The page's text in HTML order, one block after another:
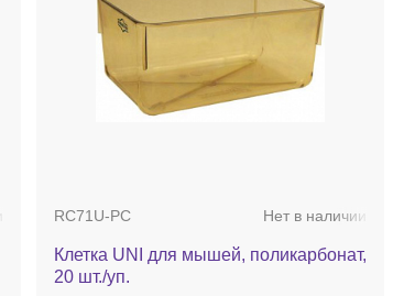
Нет в наличии
RC71U-PC Нет в наличии
Клетка UNI для мышей, поликарбонат,
20 шт./уп.